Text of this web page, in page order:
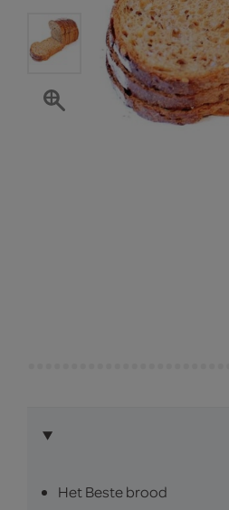
Het Beste brood